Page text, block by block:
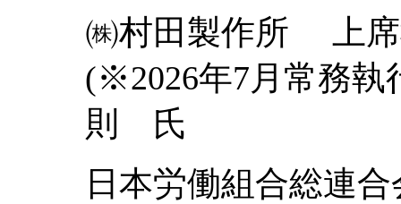
㈱村田製作所 上席
(※2026年7月常務
則 氏
日本労働組合総